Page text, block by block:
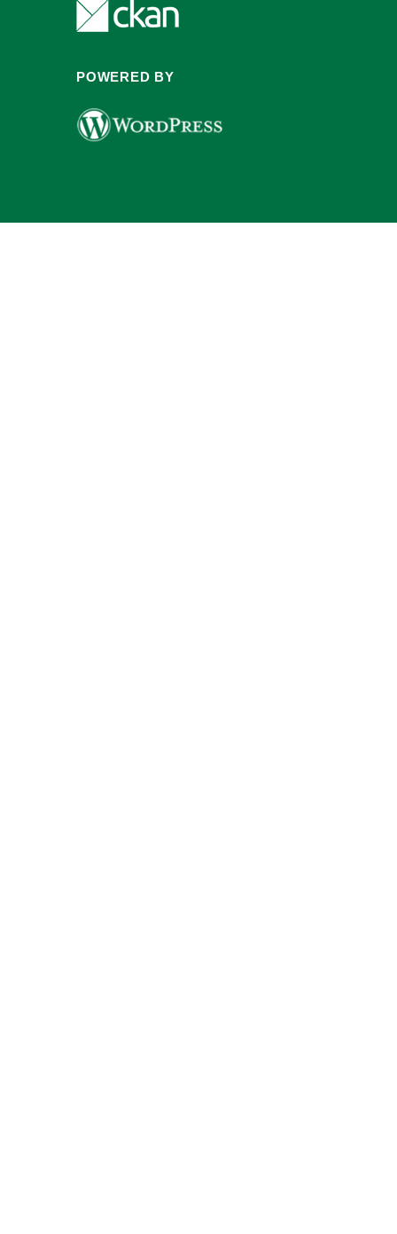
POWERED BY